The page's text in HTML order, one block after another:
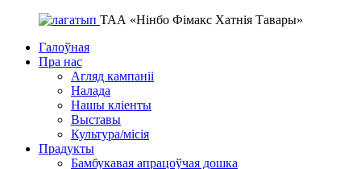
ТАА «Нінбо Фімакс Хатнія Тавары»
Галоўная
Пра нас
Агляд кампаніі
Налада
Нашы кліенты
Выставы
Культура/місія
Прадукты
Бамбукавая апрацоўчая дошка